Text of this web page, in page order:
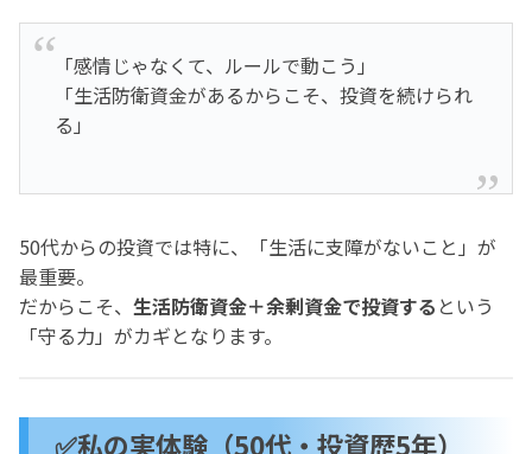
「感情じゃなくて、ルールで動こう」
「生活防衛資金があるからこそ、投資を続けられ
る」
50代からの投資では特に、「生活に支障がないこと」が
最重要。
だからこそ、 生活防衛資金＋余剰資金で投資する という
「守る力」がカギとなります。
✅私の実体験（50代・投資歴5年）